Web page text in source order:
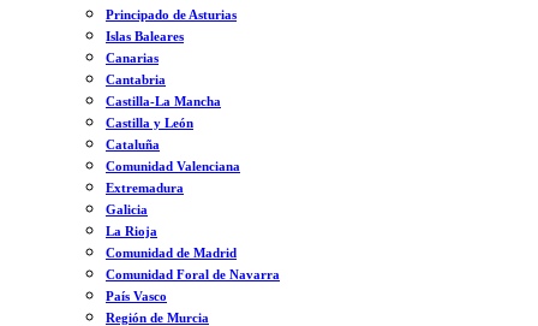
Principado de Asturias
Islas Baleares
Canarias
Cantabria
Castilla-La Mancha
Castilla y León
Cataluña
Comunidad Valenciana
Extremadura
Galicia
La Rioja
Comunidad de Madrid
Comunidad Foral de Navarra
País Vasco
Región de Murcia